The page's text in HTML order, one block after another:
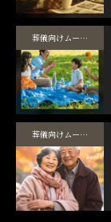
葬儀向けムービーテンプレート
葬儀向けムービーテンプレート